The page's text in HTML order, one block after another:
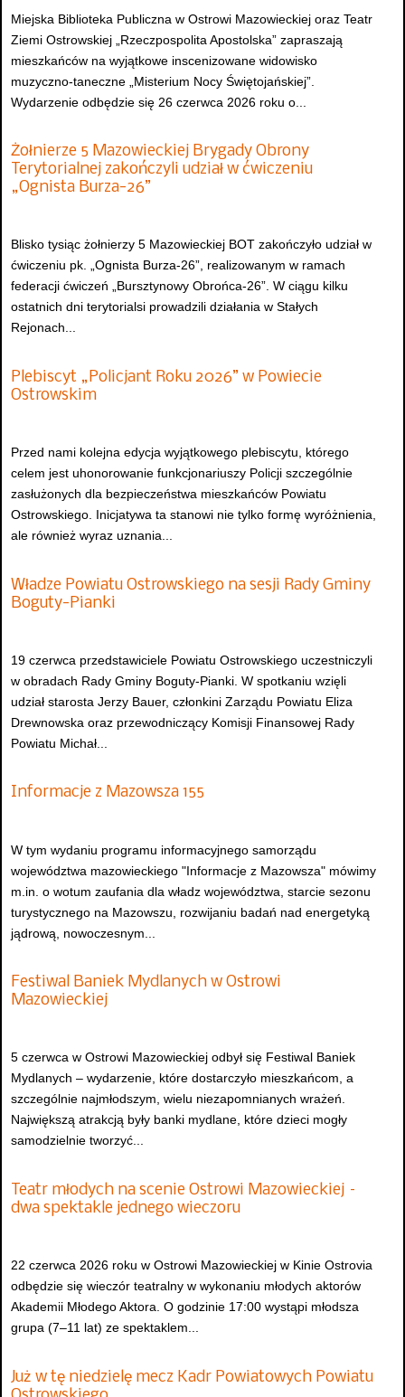
Miejska Biblioteka Publiczna w Ostrowi Mazowieckiej oraz Teatr
Ziemi Ostrowskiej „Rzeczpospolita Apostolska” zapraszają
mieszkańców na wyjątkowe inscenizowane widowisko
muzyczno-taneczne „Misterium Nocy Świętojańskiej”.
Wydarzenie odbędzie się 26 czerwca 2026 roku o...
Żołnierze 5 Mazowieckiej Brygady Obrony
Terytorialnej zakończyli udział w ćwiczeniu
„Ognista Burza-26”
Blisko tysiąc żołnierzy 5 Mazowieckiej BOT zakończyło udział w
ćwiczeniu pk. „Ognista Burza-26”, realizowanym w ramach
federacji ćwiczeń „Bursztynowy Obrońca-26”. W ciągu kilku
ostatnich dni terytorialsi prowadzili działania w Stałych
Rejonach...
Plebiscyt „Policjant Roku 2026” w Powiecie
Ostrowskim
Przed nami kolejna edycja wyjątkowego plebiscytu, którego
celem jest uhonorowanie funkcjonariuszy Policji szczególnie
zasłużonych dla bezpieczeństwa mieszkańców Powiatu
Ostrowskiego. Inicjatywa ta stanowi nie tylko formę wyróżnienia,
ale również wyraz uznania...
Władze Powiatu Ostrowskiego na sesji Rady Gminy
Boguty-Pianki
19 czerwca przedstawiciele Powiatu Ostrowskiego uczestniczyli
w obradach Rady Gminy Boguty-Pianki. W spotkaniu wzięli
udział starosta Jerzy Bauer, członkini Zarządu Powiatu Eliza
Drewnowska oraz przewodniczący Komisji Finansowej Rady
Powiatu Michał...
Informacje z Mazowsza 155
W tym wydaniu programu informacyjnego samorządu
województwa mazowieckiego "Informacje z Mazowsza" mówimy
m.in. o wotum zaufania dla władz województwa, starcie sezonu
turystycznego na Mazowszu, rozwijaniu badań nad energetyką
jądrową, nowoczesnym...
Festiwal Baniek Mydlanych w Ostrowi
Mazowieckiej
5 czerwca w Ostrowi Mazowieckiej odbył się Festiwal Baniek
Mydlanych – wydarzenie, które dostarczyło mieszkańcom, a
szczególnie najmłodszym, wielu niezapomnianych wrażeń.
Największą atrakcją były banki mydlane, które dzieci mogły
samodzielnie tworzyć...
Teatr młodych na scenie Ostrowi Mazowieckiej –
dwa spektakle jednego wieczoru
22 czerwca 2026 roku w Ostrowi Mazowieckiej w Kinie Ostrovia
odbędzie się wieczór teatralny w wykonaniu młodych aktorów
Akademii Młodego Aktora. O godzinie 17:00 wystąpi młodsza
grupa (7–11 lat) ze spektaklem...
Już w tę niedzielę mecz Kadr Powiatowych Powiatu